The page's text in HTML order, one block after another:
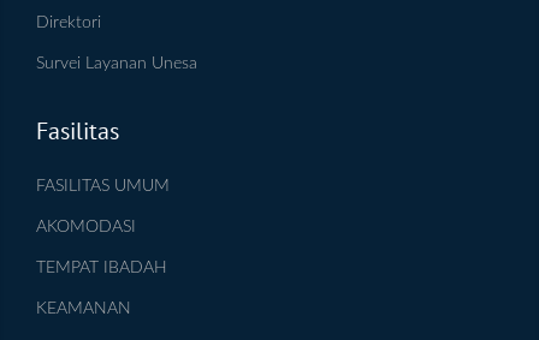
Direktori
Survei Layanan Unesa
Fasilitas
FASILITAS UMUM
AKOMODASI
TEMPAT IBADAH
KEAMANAN